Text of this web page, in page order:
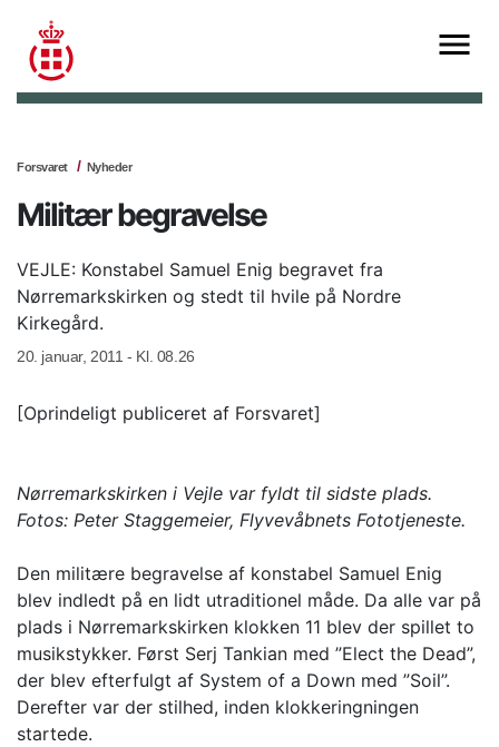
Forsvaret Nyheder
Militær begravelse
VEJLE: Konstabel Samuel Enig begravet fra
Nørremarkskirken og stedt til hvile på Nordre
Kirkegård.
20. januar, 2011 - Kl. 08.26
[Oprindeligt publiceret af Forsvaret]
Nørremarkskirken i Vejle var fyldt til sidste plads.
Fotos: Peter Staggemeier, Flyvevåbnets Fototjeneste.
Den militære begravelse af konstabel Samuel Enig
blev indledt på en lidt utraditionel måde. Da alle var på
plads i Nørremarkskirken klokken 11 blev der spillet to
musikstykker. Først Serj Tankian med ”Elect the Dead”,
der blev efterfulgt af System of a Down med ”Soil”.
Derefter var der stilhed, inden klokkeringningen
startede.